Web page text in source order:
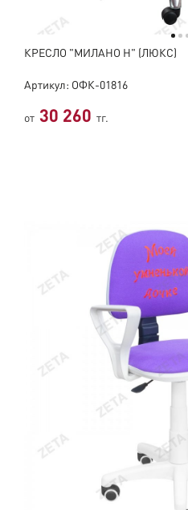
КРЕСЛО "МИЛАНО Н" (ЛЮКС)
Артикул: ОФК-01816
от 30 260 тг.